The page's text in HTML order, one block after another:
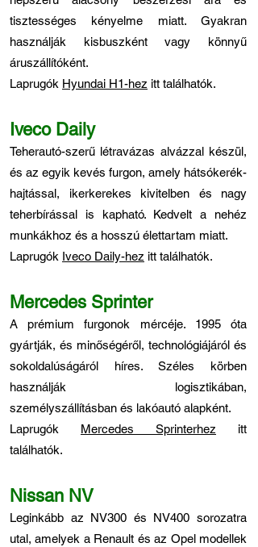
tisztességes kényelme miatt. Gyakran
használják kisbuszként vagy könnyű
áruszállítóként.
Laprugók Hyundai H1-hez itt találhatók.
Iveco Daily
Teherautó-szerű létravázas alvázzal készül,
és az egyik kevés furgon, amely hátsókerék-
hajtással, ikerkerekes kivitelben és nagy
teherbírással is kapható. Kedvelt a nehéz
munkákhoz és a hosszú élettartam miatt.
Laprugók Iveco Daily-hez itt találhatók.
Mercedes Sprinter
A prémium furgonok mércéje. 1995 óta
gyártják, és minőségéről, technológiájáról és
sokoldalúságáról híres. Széles körben
használják logisztikában,
személyszállításban és lakóautó alapként.
Laprugók Mercedes Sprinterhez itt
találhatók.
Nissan NV
Leginkább az NV300 és NV400 sorozatra
utal, amelyek a Renault és az Opel modellek